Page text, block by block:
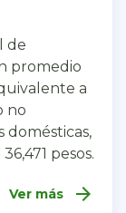
de
promedio
a
no
domésticas,
pesos.
Ver más arrow_forward